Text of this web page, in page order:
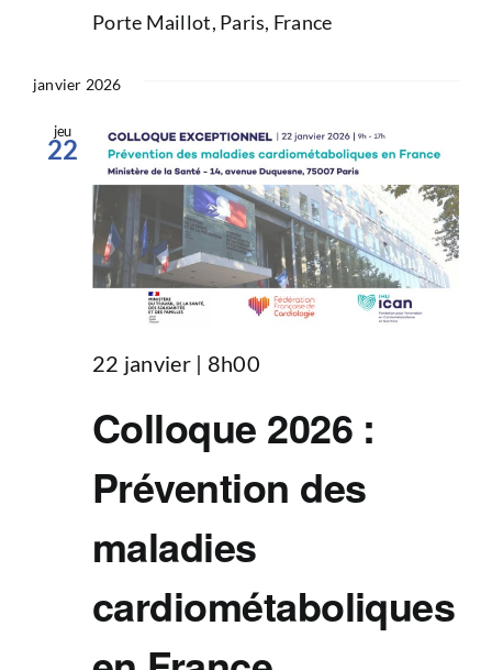
Porte Maillot, Paris, France
janvier 2026
jeu
22
Colloque 2026 :
Prévention des
maladies
cardiométaboliques
22 janvier | 8h00